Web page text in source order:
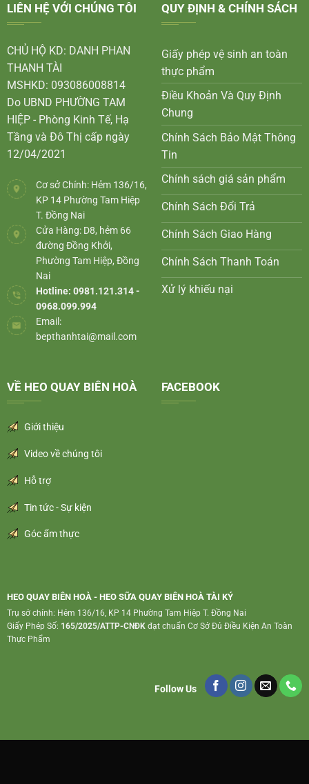
LIÊN HỆ VỚI CHÚNG TÔI
CHỦ HỘ KD: DANH PHAN
THANH TÀI
MSHKD: 093086008814
Do UBND PHƯỜNG TAM
HIỆP - Phòng Kinh Tế, Hạ
Tầng và Đô Thị cấp ngày
12/04/2021
Cơ sở Chính: Hẻm 136/16,
KP 14 Phường Tam Hiệp
T. Đồng Nai
Cửa Hàng: D8, hẻm 66
đường Đồng Khởi,
Phường Tam Hiệp, Đồng
Nai
Hotline: 0981.121.314 -
0968.099.994
Email:
bepthanhtai@mail.com
QUY ĐỊNH & CHÍNH SÁCH
Giấy phép vệ sinh an toàn
thực phẩm
Điều Khoản Và Quy Định
Chung
Chính Sách Bảo Mật Thông
Tin
Chính sách giá sản phẩm
Chính Sách Đổi Trả
Chính Sách Giao Hàng
Chính Sách Thanh Toán
Xử lý khiếu nại
VỀ HEO QUAY BIÊN HOÀ
Giới thiệu
Video về chúng tôi
Hỗ trợ
Tin tức - Sự kiện
Góc ẩm thực
FACEBOOK
HEO QUAY BIÊN HOÀ - HEO SỮA QUAY BIÊN HOÀ TÀI KÝ
Trụ sở chính: Hẻm 136/16, KP 14 Phường Tam Hiệp T. Đồng Nai
Giấy Phép Số: 165/2025/ATTP-CNĐKđạt chuẩn Cơ Sở Đủ Điều Kiện An Toàn
Thực Phẩm
Follow Us